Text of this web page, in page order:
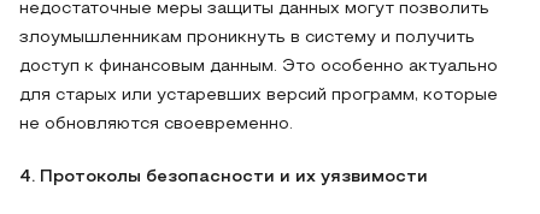
недостаточные меры защиты данных могут позволить
злоумышленникам проникнуть в систему и получить
доступ к финансовым данным. Это особенно актуально
для старых или устаревших версий программ, которые
не обновляются своевременно.
4. Протоколы безопасности и их уязвимости